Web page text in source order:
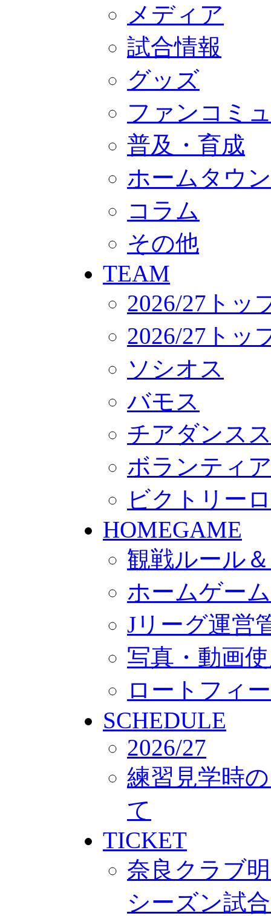
サポートショップ
GOODS
オフィシャルストア（実店舗）
オンラインストア
ACADEMY
アカデミーについて
プロジェクト
ジュニア
ジュニアユース
ユース
練習拠点（ナラディーア）
CLUB
2026/27 パートナー企業
クラブ理念
クラブ情報
サステナビリティ
Web制作支援
メディア
試合情報
グッズ
ファンコミ
普及・育成
ホームタウン
コラム
その他
TEAM
2026/27トッ
2026/27トッ
ソシオス
バモス
チアダンス
ボランティ
ビクトリー
HOMEGAME
観戦ルール
ホームゲー
Jリーグ運営
写真・動画
ロートフィ
SCHEDULE
2026/27
練習見学時
て
TICKET
奈良クラブ
シーズン試